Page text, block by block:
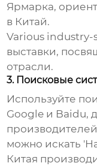
Ярмарка,
в Китай.
Various
выставки,
отрасли.
3. Поисковые
Используйте
Google и Baidu,
можно искать '
Китая